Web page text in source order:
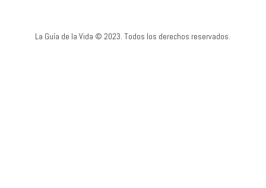
La Guía de la Vida © 2023. Todos los derechos reservados.